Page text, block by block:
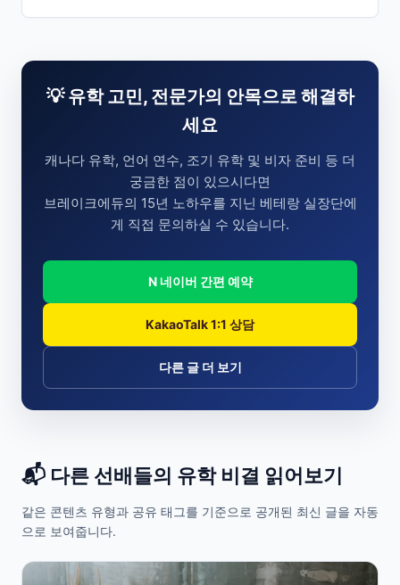
💡 유학 고민, 전문가의 안목으로 해결하
세요
캐나다 유학, 언어 연수, 조기 유학 및 비자 준비 등 더
궁금한 점이 있으시다면
브레이크에듀의 15년 노하우를 지닌 베테랑 실장단에
게 직접 문의하실 수 있습니다.
N 네이버 간편 예약
KakaoTalk 1:1 상담
다른 글 더 보기
📬 다른 선배들의 유학 비결 읽어보기
같은 콘텐츠 유형과 공유 태그를 기준으로 공개된 최신 글을 자동
으로 보여줍니다.